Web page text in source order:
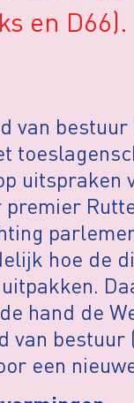
en D66).
van
uitspraken
hoe de
hand de
van bestuur
een